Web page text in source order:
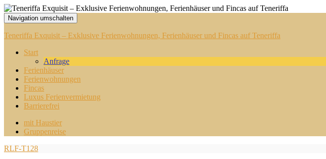
Navigation umschalten
Teneriffa Exquisit – Exklusive Ferienwohnungen, Ferienhäuser und Fincas auf Teneriffa
Start
Anfrage
Ferienhäuser
Ferienwohnungen
Fincas
Luxus Ferienvermietung
Barrierefrei
mit Haustier
Gruppenreise
RLF-T128